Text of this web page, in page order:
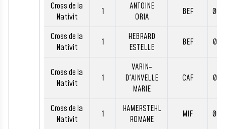
Cross de la
Nativit
1
ANTOINE
ORIA
BEF
Cross de la
Nativit
1
HEBRARD
ESTELLE
BEF
Cross de la
Nativit
1
VARIN-
D'AINVELLE
MARIE
CAF
Cross de la
Nativit
1
HAMERSTEHL
ROMANE
MIF